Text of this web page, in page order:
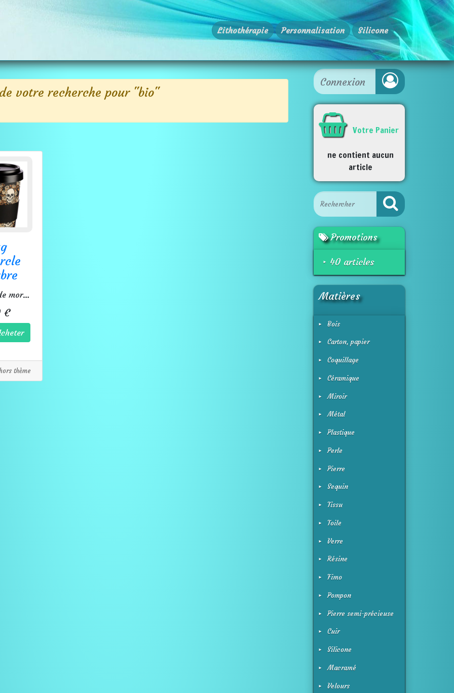
Lithothérapie Personnalisation Silicone
votre recherche pour "bio"
Tasse tête de mort biodégradable.
€
thème
Votre Panier
ne contient aucun
article
Promotions
40 articles
Matières
Bois
Carton, papier
Coquillage
Céramique
Miroir
Métal
Plastique
Perle
Pierre
Sequin
Tissu
Toile
Verre
Résine
Fimo
Pompon
Pierre semi-précieuse
Cuir
Silicone
Macramé
Velours